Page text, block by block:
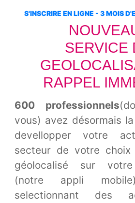
S'INSCRIRE EN LIGNE - 3 MOIS
SERVICE
RAPPEL
600 professionnels
vous) avez désormais
devellopper votre
secteur de votre
géolocalisé sur votre
(notre appli
selectionnant des